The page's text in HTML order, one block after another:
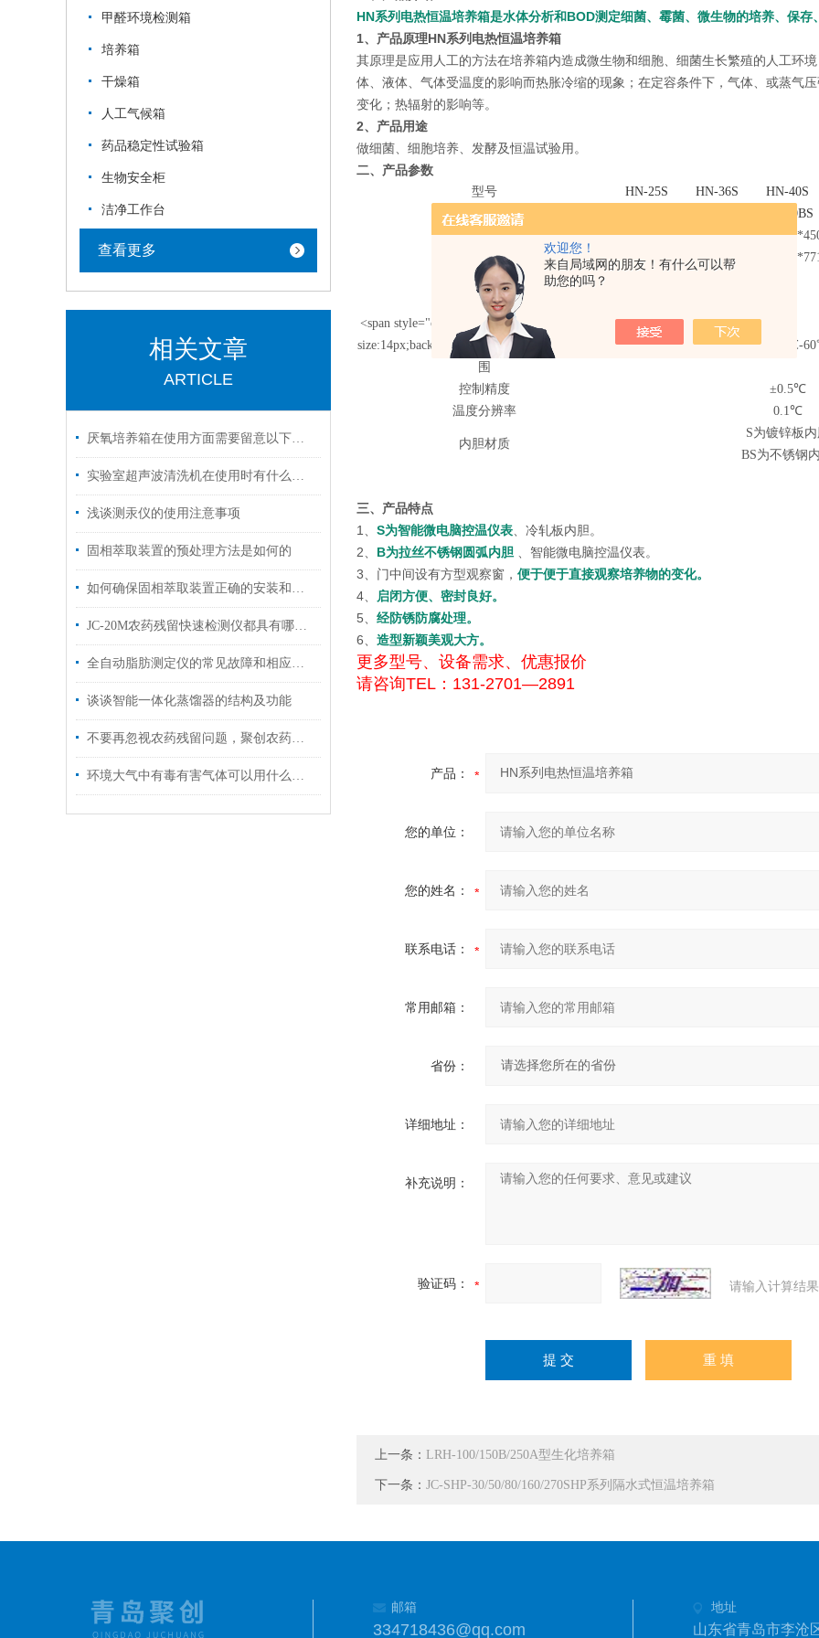
欢迎您！
来自局域网的朋友！有什么可以帮
助您的吗？
甲醛环境检测箱
培养箱
干燥箱
人工气候箱
药品稳定性试验箱
生物安全柜
洁净工作台
查看更多
相关文章
ARTICLE
厌氧培养箱在使用方面需要留意以下事项
实验室超声波清洗机在使用时有什么技巧呢？
浅谈测汞仪的使用注意事项
固相萃取装置的预处理方法是如何的
如何确保固相萃取装置正确的安装和有效运行呢？
JC-20M农药残留快速检测仪都具有哪些性能优势
全自动脂肪测定仪的常见故障和相应的解决策略
谈谈智能一体化蒸馏器的结构及功能
不要再忽视农药残留问题，聚创农药残留检测仪来帮您！
环境大气中有毒有害气体可以用什么仪器检测？
HN系列电热恒温培养箱是水体分析和BOD测定细菌、霉菌、微生物的培养、保
1、产品原理HN系列电热恒温培养箱
其原理是应用人工的方法在培养箱内造成微生物和细胞、细菌生长繁殖的人工环
体、液体、气体受温度的影响而热胀冷缩的现象；在定容条件下，气体、或蒸气
变化；热辐射的影响等。
2、产品用途
做细菌、细胞培养、发酵及恒温试验用。
二、产品参数
型号 HN-25S HN-36S
HN-40S
型号
HN-40BS
工作室尺寸(mm) 250*250*250300*360*360
外形尺寸(mm) 340*364*560 455*471*671
功率（KW)
容积(L)
<span style="color:#191F25;font-family:" font-
size:14px;background-color:#ffffff;"="">温控范
围
室温+5℃-
控制精度
±0.5℃
温度分辨率
0.1℃
内胆材质
S为镀锌板
BS为不锈钢
三、产品特点
1、 S为智能微电脑控温仪表 、冷轧板内胆。
2、 B为拉丝不锈钢圆弧内胆 、智能微电脑控温仪表。
3、门中间设有方型观察窗， 便于便于直接观察培养物的变化。
4、
启闭方便、密封良好。
5、 经防锈防腐处理。
6、 造型新颖美观大方。
更多型号、设备需求、优惠报价
请咨询TEL：131-2701—2891
产品：
您的单位：
您的姓名：
联系电话：
常用邮箱：
省份：
详细地址：
补充说明：
验证码： 请输入计算结
上一条： LRH-100/150B/250A型生化培养箱
下一条： JC-SHP-30/50/80/160/270SHP系列隔水式恒温培养箱
邮箱
334718436@qq.com
地址
山东省青岛市李沧